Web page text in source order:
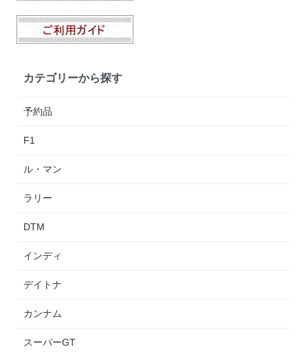
カテゴリーから探す
予約品
F1
ル・マン
ラリー
DTM
インディ
デイトナ
カンナム
スーパーGT